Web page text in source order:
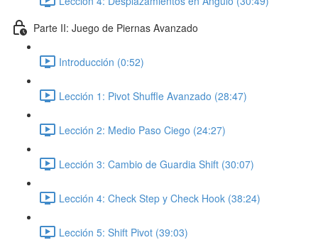
Parte II: Juego de Piernas Avanzado
Introducción (0:52)
Lección 1: Pivot Shuffle Avanzado (28:47)
Lección 2: Medio Paso Ciego (24:27)
Lección 3: Cambio de Guardia Shift (30:07)
Lección 4: Check Step y Check Hook (38:24)
Lección 5: Shift Pivot (39:03)